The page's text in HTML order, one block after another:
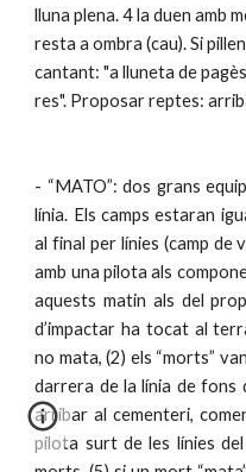
lluna plena. 4 la duen amb
resta a ombra (cau). Si
cantant: "a lluneta de
res". Proposar reptes:
- “MATO”: dos grans
línia. Els camps estaran
al final per línies (camp de
amb una pilota als
aquests matin als del
d’impactar ha tocat al
no mata, (2) els “morts”
darrera de la línia de fons
arribar al cementeri,
pilota surt de les línies